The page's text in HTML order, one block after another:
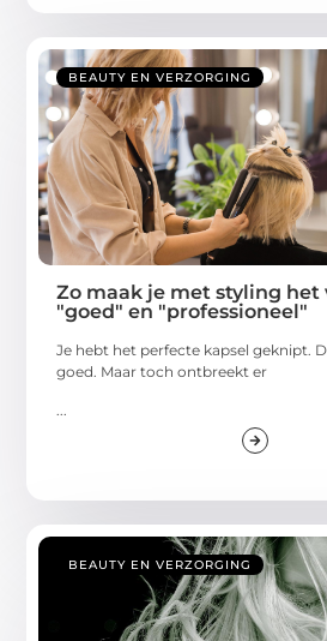
BEAUTY EN VERZORGING
Zo maak je met styling het
"goed" en "professioneel"
Je hebt het perfecte kapsel geknipt.
goed. Maar toch ontbreekt er
...
BEAUTY EN VERZORGING